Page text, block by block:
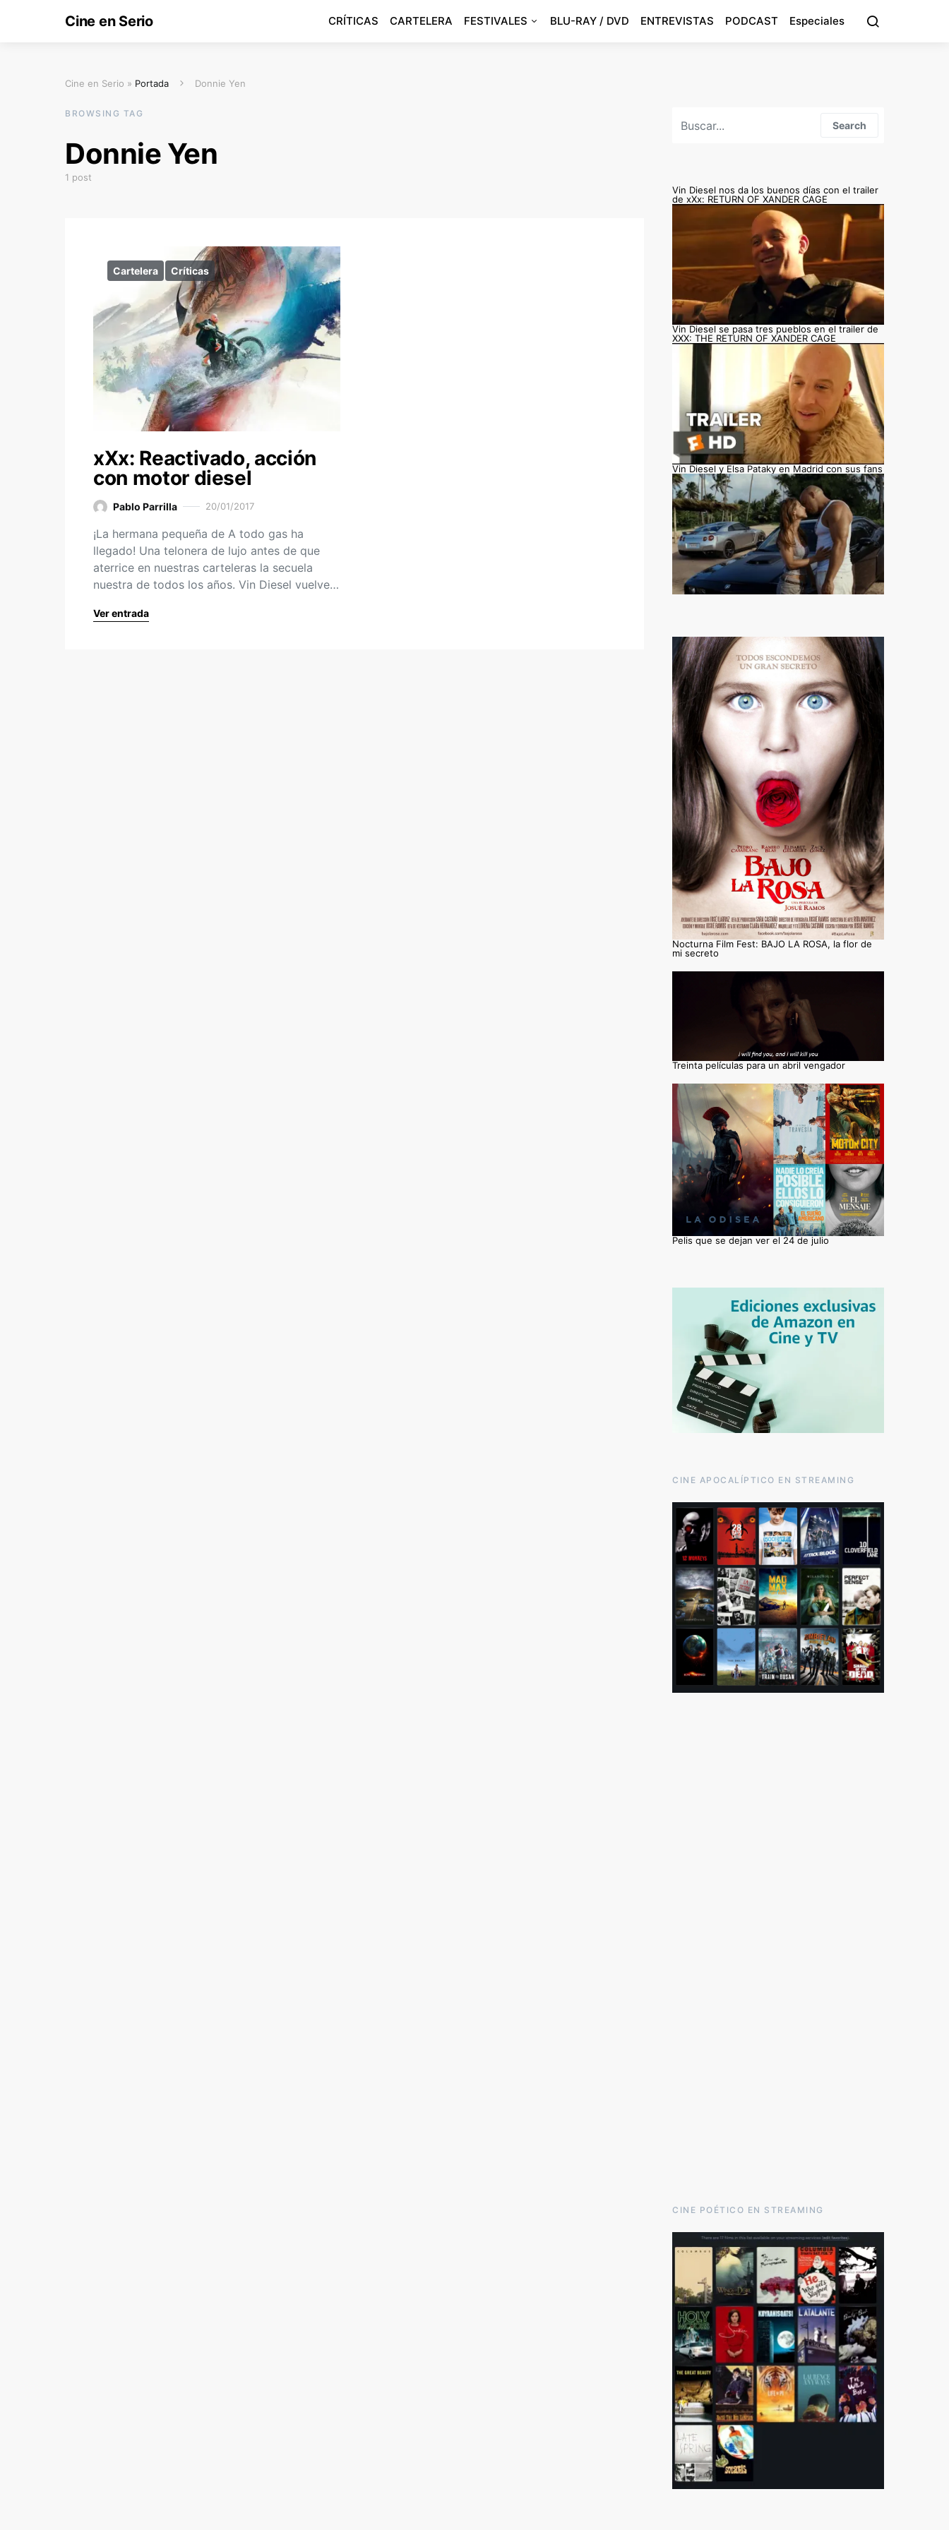
Cine en Serio CRÍTICAS CARTELERA FESTIVALES BLU-RAY / DVD ENTREVISTAS PODCAST Especiales
Cine en Serio » Portada Donnie Yen
BROWSING TAG
Donnie Yen
1 post
Cartelera Críticas
xXx: Reactivado, acción
con motor diesel
Pablo Parrilla 20/01/2017
¡La hermana pequeña de A todo gas ha
llegado! Una telonera de lujo antes de que
aterrice en nuestras carteleras la secuela
nuestra de todos los años. Vin Diesel vuelve…
Ver entrada
Search
Vin Diesel nos da los buenos días con el trailer
de xXx: RETURN OF XANDER CAGE
Vin Diesel se pasa tres pueblos en el trailer de
XXX: THE RETURN OF XANDER CAGE
Vin Diesel y Elsa Pataky en Madrid con sus fans
Nocturna Film Fest: BAJO LA ROSA, la flor de
mi secreto
Treinta películas para un abril vengador
Pelis que se dejan ver el 24 de julio
CINE APOCALÍPTICO EN STREAMING
CINE POÉTICO EN STREAMING